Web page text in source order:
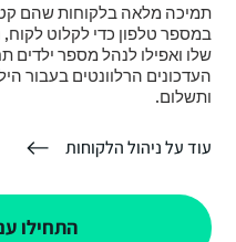
תמיכה מלאה בלקוחות שהם
במספר טלפון כדי לקלוט לקוח,
שלו ואפילו לנהל מספר
העדכונים הרלוונטים בעבור
ותשלום.
התחילו עם 14 ימי
עוד על ניהול הלקוחות